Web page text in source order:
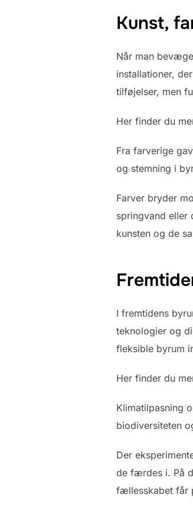
Kunst,
Når man
installationer,
tilføjelser, men
Her finder du
Fra farverige
og stemning i
Farver bryder
springvand eller
kunsten og de
I fremtidens
teknologier og
fleksible byrum
Her finder du
Klimatilpasning
biodiversiteten
Der
de færdes i. På
fællesskabet får